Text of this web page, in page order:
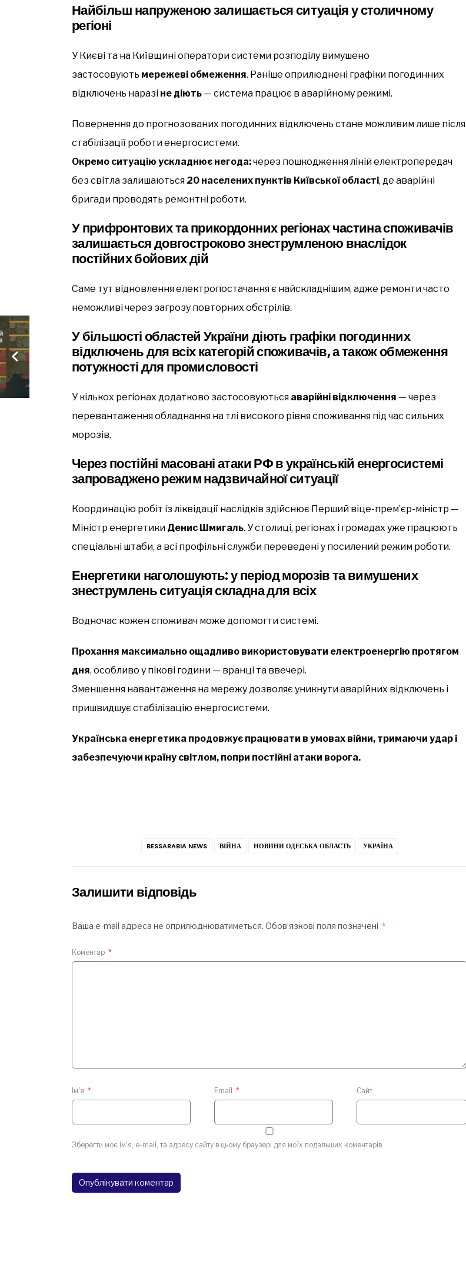
Найбільш напруженою залишається ситуація у столичному
регіоні
У Києві та на Київщині оператори системи розподілу вимушено
застосовують мережеві обмеження. Раніше оприлюднені графіки погодинних
відключень наразі не діють — система працює в аварійному режимі.
Повернення до прогнозованих погодинних відключень стане можливим лише після
стабілізації роботи енергосистеми.
Окремо ситуацію ускладнює негода:через пошкодження ліній електропередач
без світла залишаються 20 населених пунктів Київської області, де аварійні
бригади проводять ремонтні роботи.
У прифронтових та прикордонних регіонах частина споживачів
залишається довгостроково знеструмленою внаслідок
постійних бойових дій
Саме тут відновлення електропостачання є найскладнішим, адже ремонти часто
неможливі через загрозу повторних обстрілів.
У більшості областей України діють графіки погодинних
відключень для всіх категорій споживачів, а також обмеження
потужності для промисловості
У кількох регіонах додатково застосовуються аварійні відключення — через
перевантаження обладнання на тлі високого рівня споживання під час сильних
морозів.
Через постійні масовані атаки РФ в українській енергосистемі
запроваджено режим надзвичайної ситуації
Координацію робіт із ліквідації наслідків здійснює Перший віце-прем’єр-міністр —
Міністр енергетики Денис Шмигаль. У столиці, регіонах і громадах уже працюють
спеціальні штаби, а всі профільні служби переведені у посилений режим роботи.
Енергетики наголошують: у період морозів та вимушених
знеструмлень ситуація складна для всіх
Водночас кожен споживач може допомогти системі.
Прохання максимально ощадливо використовувати електроенергію протягом
дня, особливо у пікові години — вранці та ввечері.
Зменшення навантаження на мережу дозволяє уникнути аварійних відключень і
пришвидшує стабілізацію енергосистеми.
Українська енергетика продовжує працювати в умовах війни, тримаючи удар і
забезпечуючи країну світлом, попри постійні атаки ворога.
BESSARABIA NEWS ВІЙНА НОВИНИ ОДЕСЬКА ОБЛАСТЬ УКРАЇНА
Залишити відповідь
Ваша e-mail адреса не оприлюднюватиметься. Обов’язкові поля позначені *
Коментар *
Ім'я * Email * Сайт
Зберегти моє ім'я, e-mail, та адресу сайту в цьому браузері для моїх подальших коментарів.